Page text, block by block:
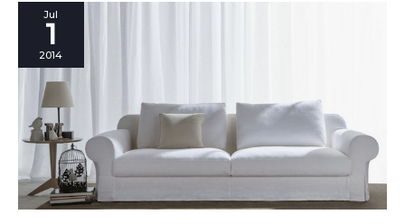
Jul
1
2014
Naturalmente
elegante,
fresco
suave.
lino
Stone
Washed,
rey